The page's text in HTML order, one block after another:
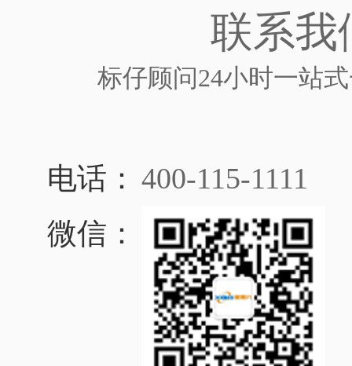
联系我
标仔顾问24小时一站
电话： 400-115-1111
微信：